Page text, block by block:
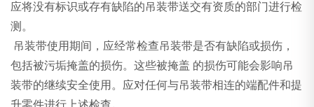
应将没有标识或存有缺陷的吊装带送交有资质的部门进行检
测。
吊装带使用期间，应经常检查吊装带是否有缺陷或损伤，
包括被污垢掩盖的损伤。这些被掩盖 的损伤可能会影响吊
装带的继续安全使用。应对任何与吊装带相连的端配件和提